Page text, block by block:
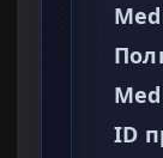
ID